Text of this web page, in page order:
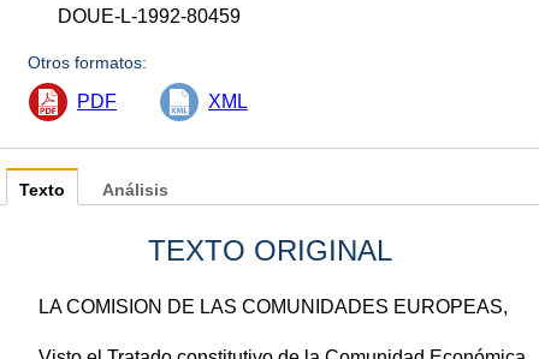
DOUE-L-1992-80459
Otros formatos:
PDF XML
Texto
TEXTO ORIGINAL
LA COMISION DE LAS COMUNIDADES EUROPEAS,
Análisis